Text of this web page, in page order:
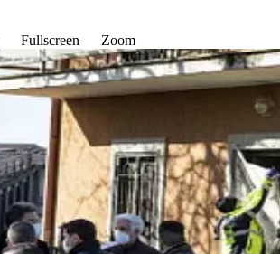
Fullscreen Zoom